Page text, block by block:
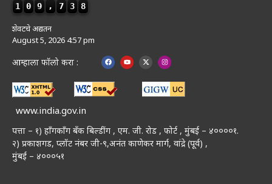
1 0 9 , 7 3 8
शेवटचे अद्यतन
August 5, 2026 4:57 pm
आम्हाला फॉलो करा :
www.india.gov.in
पत्ता – १) हॉंगकॉंग बँक बिल्डींग , एम. जी. रोड , फोर्ट , मुंबई – ४००००१.
२) प्रकाशगड, प्लॉट नंबर जी-९,अनंत काणेकर मार्ग, वांद्रे (पूर्व) ,
मुंबई – ४०००५१